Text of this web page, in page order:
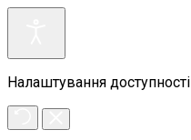
Налаштування доступності